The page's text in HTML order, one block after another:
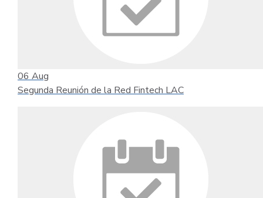
06 Aug
Segunda Reunión de la Red Fintech LAC